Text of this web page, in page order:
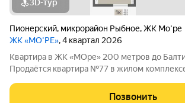
3D-тур
Пионерский, микрорайон Рыбное,ЖК Мо'ре
ЖК «МО’РЕ», 4 квартал 2026
Квартира в ЖК «МОре» 200 метров до Балтийского моря
Продаётся квартира №77 в жилом
Позвонить